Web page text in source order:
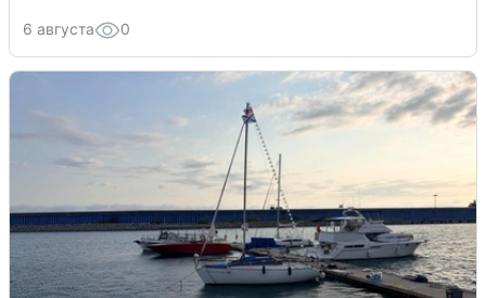
6 августа 0